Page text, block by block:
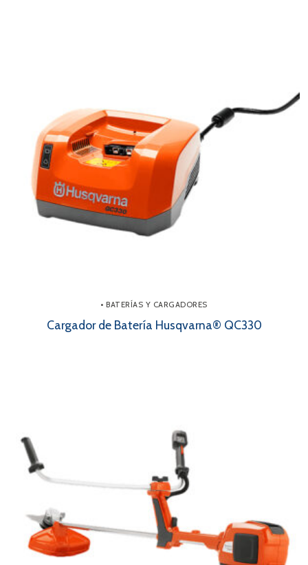
• BATERÍAS Y CARGADORES
Cargador de Batería Husqvarna® QC330